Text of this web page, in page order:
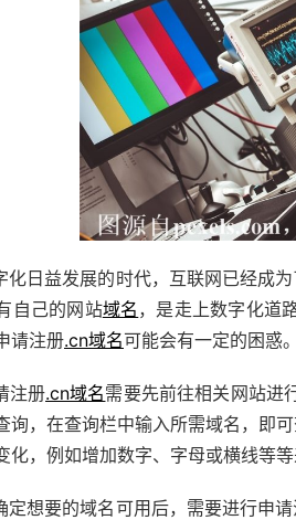
化日益发展的时代，互联网已经成
自己的网站域名 ，是走上数字化道
请注册.cn域名可能会有一定的困惑
注册.cn域名需要先前往相关网站进
询，在查询栏中输入所需域名，即
化，例如增加数字、字母或横线等等
定想要的域名可用后，需要进行申